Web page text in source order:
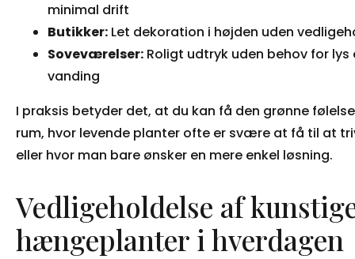
minimal drift
Butikker: Let dekoration i højden uden
Soveværelser: Roligt udtryk uden behov for lys
vanding
I praksis betyder det, at du kan få den grønne
rum, hvor levende planter ofte er svære at få til at
eller hvor man bare ønsker en mere enkel løsning.
Vedligeholdelse af
hængeplanter i hverdagen